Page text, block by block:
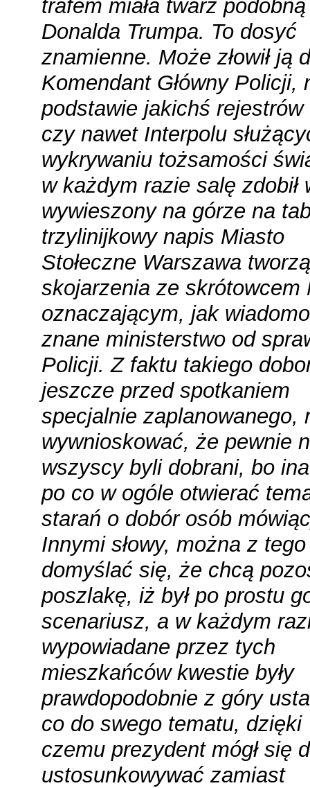
trafem miała twarz
Donalda Trumpa. To dosyć
znamienne. Może złowił ją
Komendant Główny Policji,
podstawie jakichś rejestrów
czy nawet Interpolu
wykrywaniu tożsamości
w każdym razie salę zdobił
wywieszony na górze na
trzylinijkowy napis Miasto
Stołeczne Warszawa
skojarzenia ze skrótowcem
oznaczającym, jak
znane ministerstwo od
Policji. Z faktu takiego
jeszcze przed spotkaniem
specjalnie zaplanowanego,
wywnioskować, że pewnie
wszyscy byli dobrani, bo
po co w ogóle otwierać
starań o dobór osób
Innymi słowy, można z tego
domyślać się, że chcą
poszlakę, iż był po prostu
scenariusz, a w każdym
wypowiadane przez tych
mieszkańców kwestie były
prawdopodobnie z góry
co do swego tematu, dzięki
czemu prezydent mógł się
ustosunkowywać zamiast